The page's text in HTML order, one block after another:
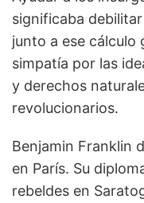
significaba
junto a ese cálculo
simpatía por las
y derechos
revolucionarios.
Benjamin Franklin
en París. Su
rebeldes en